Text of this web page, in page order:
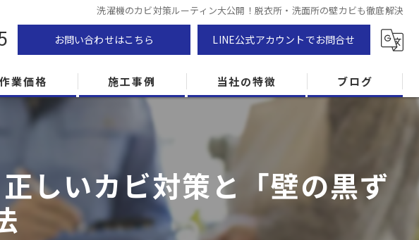
洗濯機のカビ対策ルーティン大公開！脱衣所・洗面所の壁カビも徹底解決
お問い合わせはこちら LINE公式アカウントでお問合せ
作業価格 施工事例 当社の特徴
防カビ
カビ専門
ZEH住宅
ブログ
しいカビ対策と「壁の黒ず